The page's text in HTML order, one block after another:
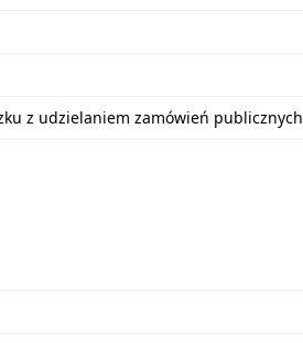
z udzielaniem zamówień publicznych